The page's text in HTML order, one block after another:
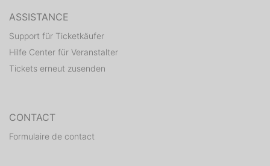
ASSISTANCE
Support für Ticketkäufer
Hilfe Center für Veranstalter
Tickets erneut zusenden
CONTACT
Formulaire de contact